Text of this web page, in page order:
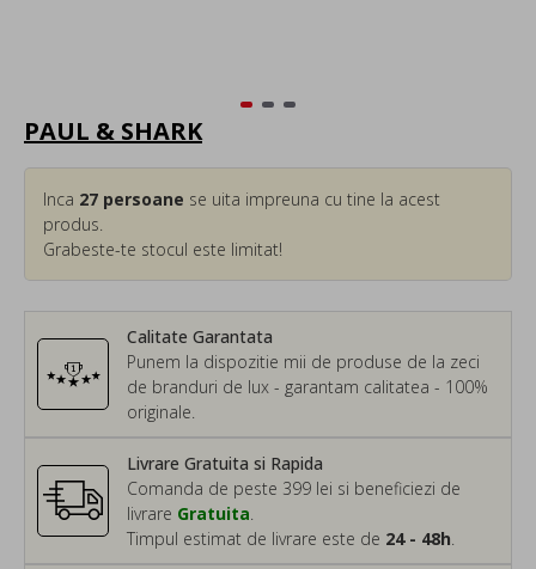
PAUL & SHARK
Calitate Garantata
Punem la dispozitie mii de produse de la zeci
de branduri de lux - garantam calitatea - 100%
originale.
Inca 27 persoane se uita impreuna cu tine la acest
produs.
Grabeste-te stocul este limitat!
Livrare Gratuita si Rapida
Comanda de peste 399 lei si beneficiezi de
livrare Gratuita
Timpul estimat de livrare este de 24 - 48h